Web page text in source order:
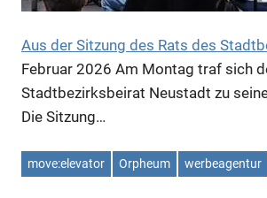
Aus der Sitzung des Rats des
Februar 2026 Am Montag traf sich
Stadtbezirksbeirat Neustadt zu
Die Sitzung…
move:elevator Orpheum werbeagentur